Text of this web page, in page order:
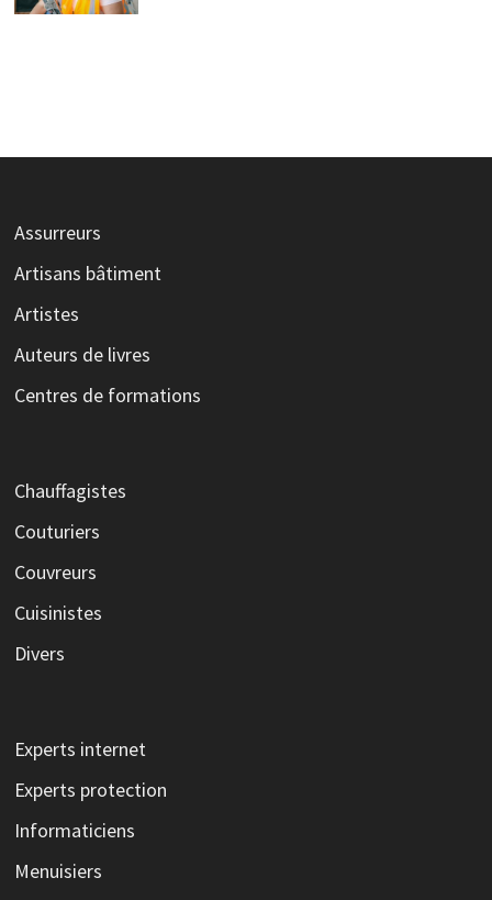
Assurreurs
Artisans bâtiment
Artistes
Auteurs de livres
Centres de formations
Chauffagistes
Couturiers
Couvreurs
Cuisinistes
Divers
Experts internet
Experts protection
Informaticiens
Menuisiers